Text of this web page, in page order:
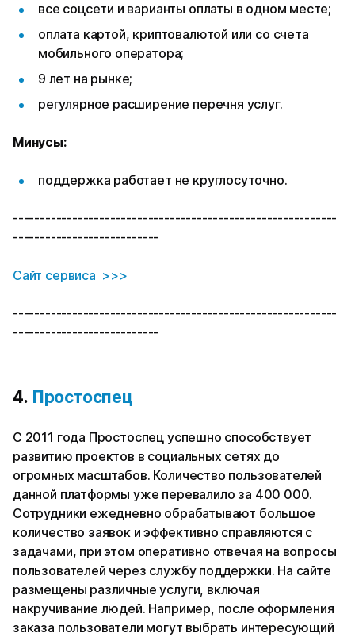
все соцсети и варианты оплаты в одном месте;
оплата картой, криптовалютой или со счета
мобильного оператора;
9 лет на рынке;
регулярное расширение перечня услуг.
Минусы:
поддержка работает не круглосуточно.
------------------------------------------------------------
---------------------------
Сайт сервиса >>>
------------------------------------------------------------
---------------------------
4. Простоспец
С 2011 года Простоспец успешно способствует
развитию проектов в социальных сетях до
огромных масштабов. Количество пользователей
данной платформы уже перевалило за 400 000.
Сотрудники ежедневно обрабатывают большое
количество заявок и эффективно справляются с
задачами, при этом оперативно отвечая на вопросы
пользователей через службу поддержки. На сайте
размещены различные услуги, включая
накручивание людей. Например, после оформления
заказа пользователи могут выбрать интересующий